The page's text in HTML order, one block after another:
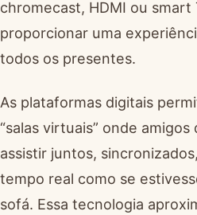
chromecast, HDMI ou smart
proporcionar uma
todos os presentes.
As plataformas digitais
“salas virtuais” onde
assistir juntos,
tempo real como se
sofá. Essa tecnologia